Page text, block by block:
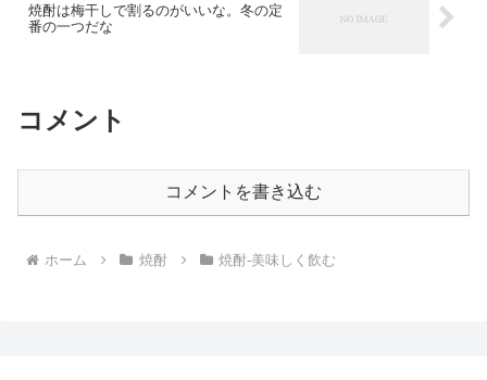
焼酎は梅干しで割るのがいいな。冬の定
番の一つだな
コメント
コメントを書き込む
ホーム 焼酎 焼酎-美味しく飲む